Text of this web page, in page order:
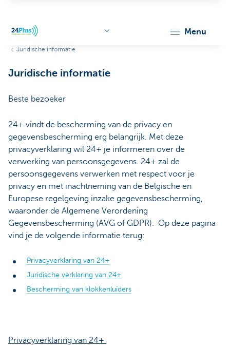
menu
Juridische informatie
Juridische informatie
Beste bezoeker
24+ vindt de bescherming van de privacy en
gegevensbescherming erg belangrijk. Met deze
privacyverklaring wil 24+ je informeren over de
verwerking van persoonsgegevens. 24+ zal de
persoonsgegevens verwerken met respect voor je
privacy en met inachtneming van de Belgische en
Europese regelgeving inzake gegevensbescherming,
waaronder de Algemene Verordening
Gegevensbescherming (AVG of GDPR). Op deze pagina
vind je de volgende informatie terug:
Privacyverklaring van 24+
Juridische verklaring van 24+
Bescherming van klokkenluiders
Privacyverklaring van 24+